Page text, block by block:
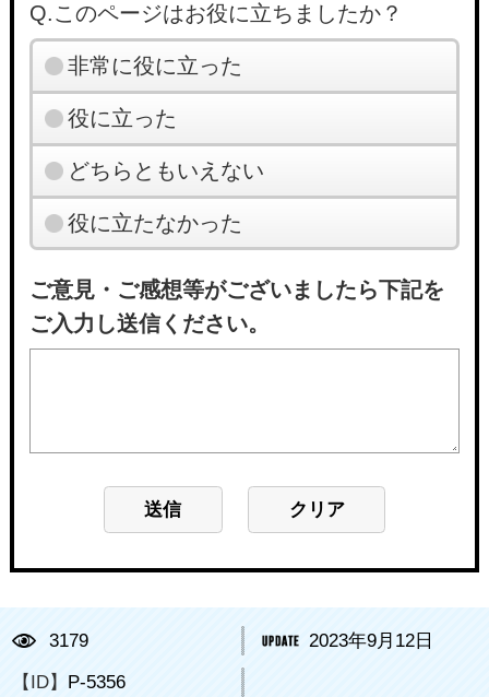
Q.このページはお役に立ちましたか？
非常に役に立った
役に立った
どちらともいえない
役に立たなかった
ご意見・ご感想等がございましたら下記を
ご入力し送信ください。
3179 2023年9月12日
【ID】 P-5356